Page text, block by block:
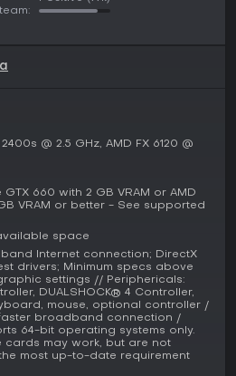
tareas narrativas con objetivos
incluyen modos cooperativos
El multijugador competitivo
de rivalidad, con
o persecuciones. Estos
abierto sin pantallas de
de conexión.
un árbol de habilidades que
hacking de vehículos o mejoras
como armas impresas en 3D y
tácticas, desbloqueadas
como Dedsec se oponen
generando conflictos narrativos.
Tobii Eye Tracking para
@ 2.5 GHz, AMD FX 6120 @
GTX 660 with 2 GB VRAM or AMD
VRAM or better - See supported
space
Internet connection; DirectX
drivers; Minimum specs above
settings // Periphericals:
DUALSHOCK® 4 Controller,
mouse, optional controller /
broadband connection /
64-bit operating systems only.
cards may work, but are not
most up-to-date requirement